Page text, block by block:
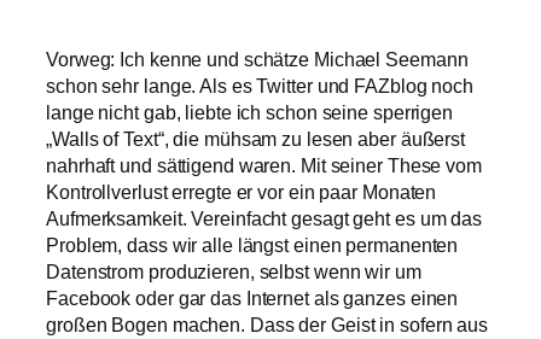
Vorweg: Ich kenne und schätze Michael Seemann
schon sehr lange. Als es Twitter und FAZblog noch
lange nicht gab, liebte ich schon seine sperrigen
„Walls of Text“, die mühsam zu lesen aber äußerst
nahrhaft und sättigend waren. Mit seiner These vom
Kontrollverlust erregte er vor ein paar Monaten
Aufmerksamkeit. Vereinfacht gesagt geht es um das
Problem, dass wir alle längst einen permanenten
Datenstrom produzieren, selbst wenn wir um
Facebook oder gar das Internet als ganzes einen
großen Bogen machen. Dass der Geist in sofern aus